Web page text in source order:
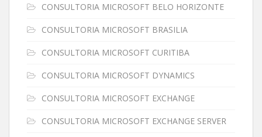
CONSULTORIA MICROSOFT BELO HORIZONTE
CONSULTORIA MICROSOFT BRASILIA
CONSULTORIA MICROSOFT CURITIBA
CONSULTORIA MICROSOFT DYNAMICS
CONSULTORIA MICROSOFT EXCHANGE
CONSULTORIA MICROSOFT EXCHANGE SERVER